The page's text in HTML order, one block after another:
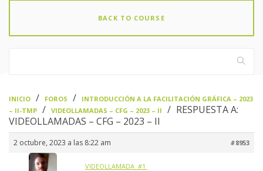
BACK TO COURSE
INICIO FOROS
INTRODUCCIÓN A LA FACILITACIÓN GRÁFICA – 2023
– II-TMP
VIDEOLLAMADAS – CFG – 2023 – II
RESPUESTA A:
VIDEOLLAMADAS – CFG – 2023 – II
2 octubre, 2023 a las 8:22 am #8953
VIDEOLLAMADA #1